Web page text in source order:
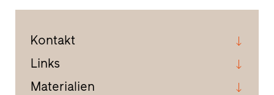
Kontakt
Links
Materialien